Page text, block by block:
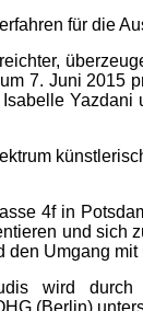
für die
7. Juni 2015
4f in
und sich
den Umgang
wird